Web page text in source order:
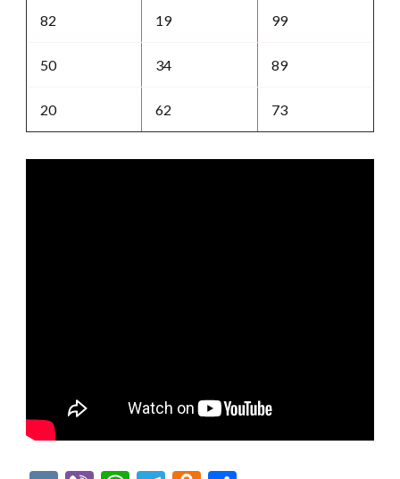
82 19 99
50 34 89
20 62 73